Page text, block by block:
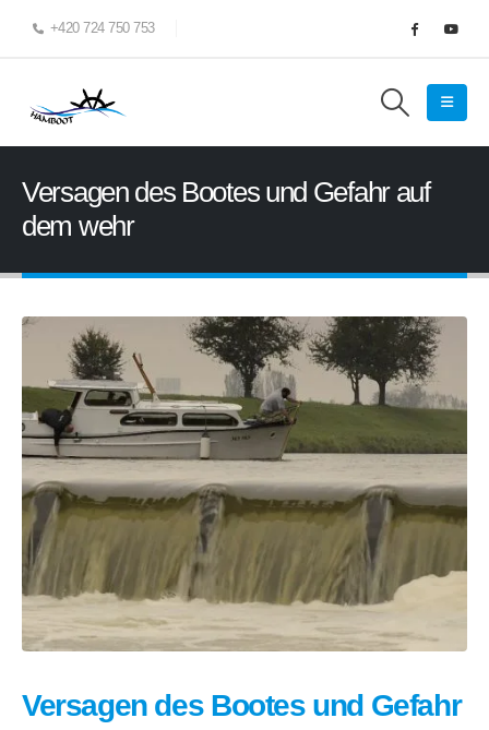
+420 724 750 753
Versagen des Bootes und Gefahr auf
dem wehr
Versagen des Bootes und Gefahr